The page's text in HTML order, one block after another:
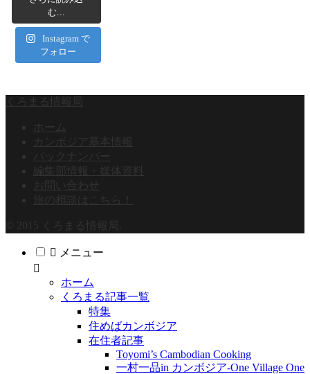
む...
Instagram で
フォロー
くろまる情報局
ホーム
カンボジア基本情報
バックナンバー
編集部情報・媒体資料
お問い合わせ
旅の相談はこちら！
© 2015 くろまる情報局.
メニュー
ホーム
くろまる記事一覧
特集
住めばカンボジア
在住者記事
Toyomi’s Cambodian Cooking
一村一品in カンボジア-One Village One